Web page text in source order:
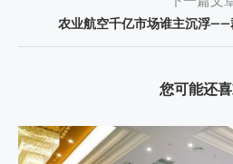
农业航空千亿市场谁主沉浮——
您可能还